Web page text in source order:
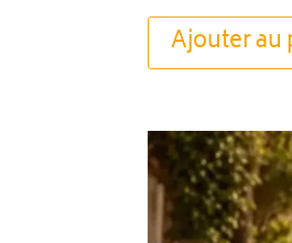
Ajouter au